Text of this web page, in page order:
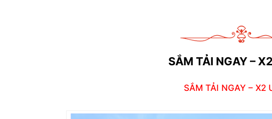
SẮM TẢI NGAY –
SẮM TẢI NGAY – X2